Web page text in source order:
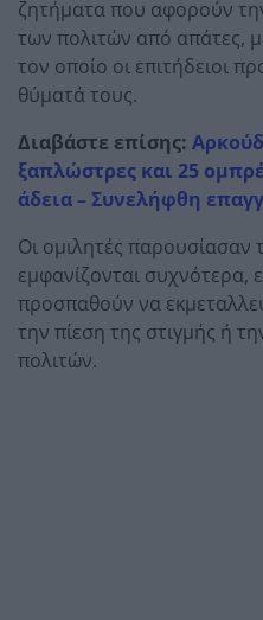
ζητήματα που αφορούν
των πολιτών από απάτες,
τον οποίο οι επιτήδειοι
θύματά τους.
Διαβάστε επίσης:
ξαπλώστρες και 25
άδεια – Συνελήφθη
Οι ομιλητές παρουσίασαν
εμφανίζονται συχνότερα,
προσπαθούν να
την πίεση της στιγμής ή
πολιτών.